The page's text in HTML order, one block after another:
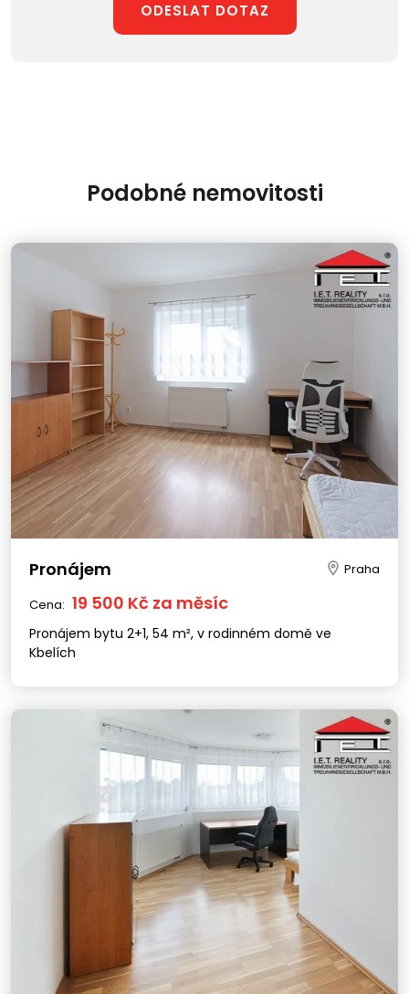
ODESLAT DOTAZ
Podobné nemovitosti
Pronájem Praha
Cena: 19 500 Kč za měsíc
Pronájem bytu 2+1, 54 m², v rodinném domě ve
Kbelích